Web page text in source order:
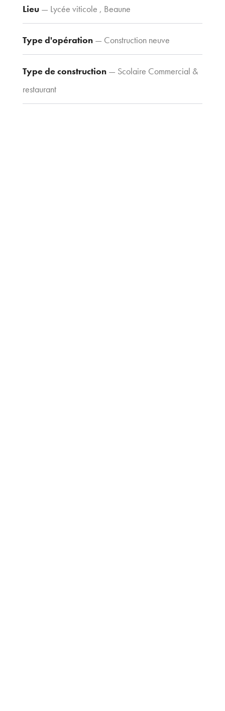
Lieu— Lycée viticole , Beaune
Type d'opération— Construction neuve
Type de construction— Scolaire Commercial &
restaurant
Tel : 03 80 30
39 09
Fax : 03 80 30
44 80
archi.fr